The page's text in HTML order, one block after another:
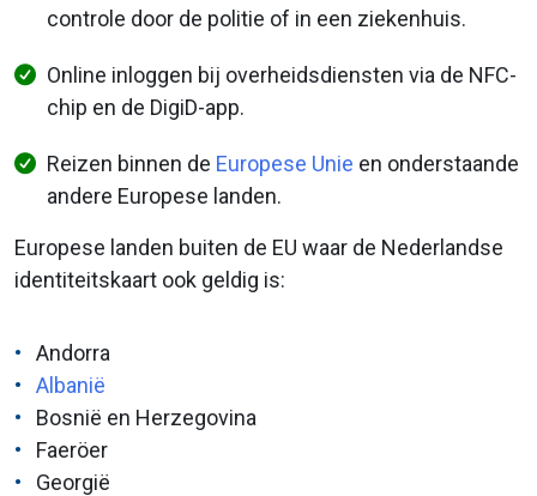
controle door de politie of in een ziekenhuis.
Online inloggen bij overheidsdiensten via de NFC-
chip en de DigiD-app.
Reizen binnen de Europese Unie en onderstaande
andere Europese landen.
Europese landen buiten de EU waar de Nederlandse
identiteitskaart ook geldig is:
Andorra
Albanië
Bosnië en Herzegovina
Faeröer
Georgië